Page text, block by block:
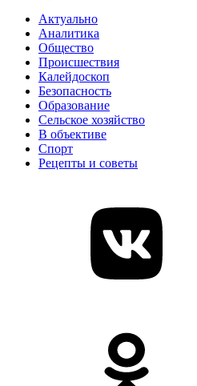
Актуально
Аналитика
Общество
Происшествия
Калейдоскоп
Безопасность
Образование
Сельское хозяйство
В объективе
Спорт
Рецепты и советы